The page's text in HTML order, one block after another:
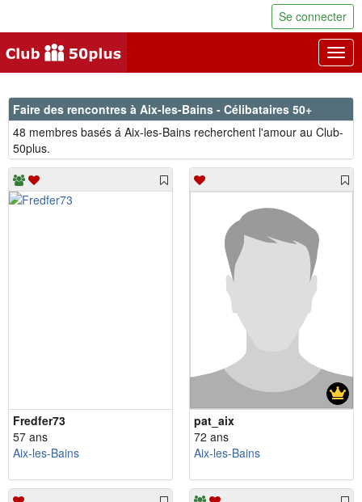
Se connecter
Faire des rencontres à Aix-les-Bains - Célibataires 50+
48 membres basés á Aix-les-Bains recherchent l'amour au Club-
50plus.
Fredfer73
57 ans
Aix-les-Bains
pat_aix
72 ans
Aix-les-Bains